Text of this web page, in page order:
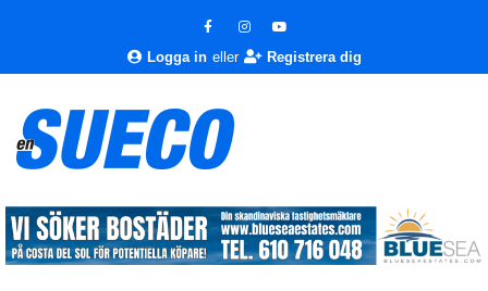
Logga in eller Registrera dig